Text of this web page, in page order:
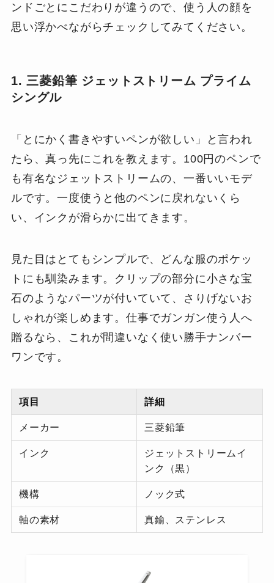
ンドごとにこだわりが違うので、使う人の顔を
思い浮かべながらチェックしてみてください。
1. 三菱鉛筆 ジェットストリーム プライム
シングル
「とにかく書きやすいペンが欲しい」と言われ
たら、真っ先にこれを教えます。100円のペンで
も有名なジェットストリームの、一番いいモデ
ルです。一度使うと他のペンに戻れないくら
い、インクが滑らかに出てきます。
見た目はとてもシンプルで、どんな服のポケッ
トにも馴染みます。クリップの部分に小さな宝
石のようなパーツが付いていて、さりげないお
しゃれが楽しめます。仕事でガンガン使う人へ
贈るなら、これが間違いなく使い勝手ナンバー
ワンです。
項目 詳細
メーカー 三菱鉛筆
インク
ジェットストリームイ
ンク（黒）
機構 ノック式
軸の素材 真鍮、ステンレス